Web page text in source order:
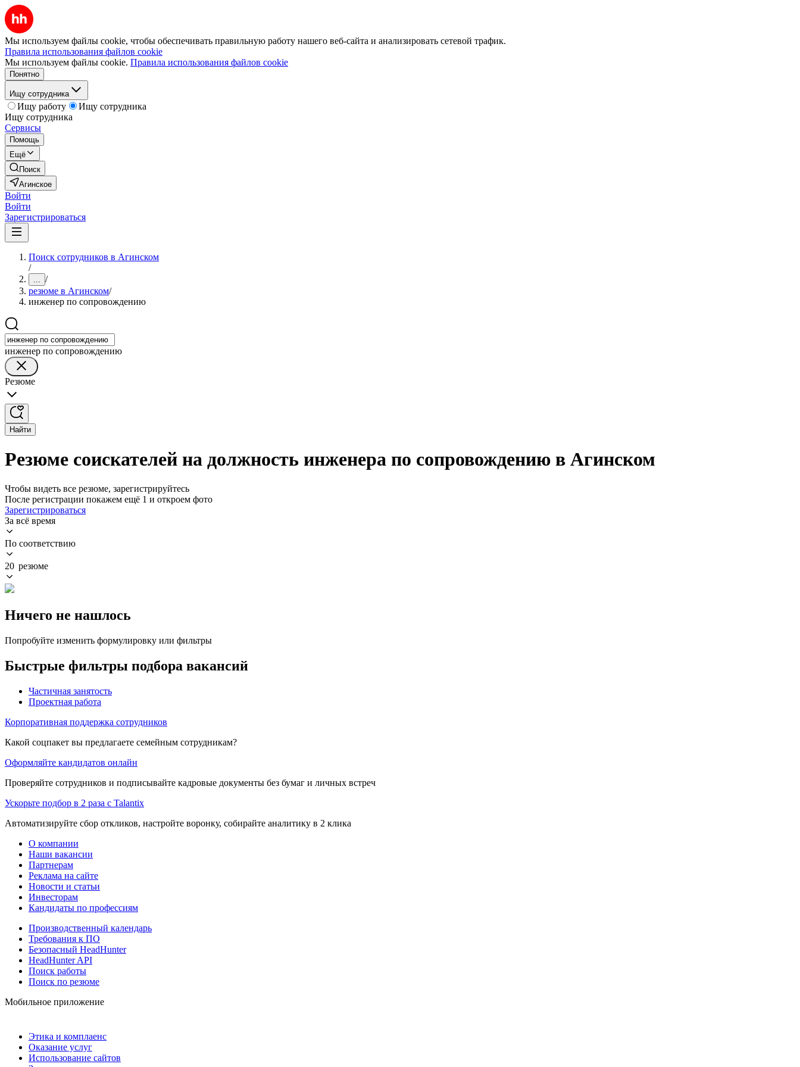
Мы используем файлы cookie, чтобы обеспечивать правильную работу нашего веб-сайта и анализировать сетевой трафик.
Правила использования файлов cookie
Мы используем файлы cookie. Правила использования файлов cookie
Понятно
Ищу сотрудника
Ищу работу
Ищу сотрудника
Ищу сотрудника
Сервисы
Помощь
Ещё
Поиск
Агинское
Войти
Войти
Зарегистрироваться
Поиск сотрудников в Агинском
/
... /
резюме в Агинском/
инженер по сопровождению
инженер по сопровождению
Резюме
Найти
Резюме соискателей на должность инженера по сопровождению в Агинском
Чтобы видеть все резюме, зарегистрируйтесь
После регистрации покажем ещё 1 и откроем фото
Зарегистрироваться
За всё время
По соответствию
20 резюме
Ничего не нашлось
Попробуйте изменить формулировку или фильтры
Быстрые фильтры подбора вакансий
Частичная занятость
Проектная работа
Корпоративная поддержка сотрудников
Какой соцпакет вы предлагаете семейным сотрудникам?
Оформляйте кандидатов онлайн
Проверяйте сотрудников и подписывайте кадровые документы без бумаг и личных встреч
Ускорьте подбор в 2 раза с Talantix
Автоматизируйте сбор откликов, настройте воронку, собирайте аналитику в 2 клика
О компании
Наши вакансии
Партнерам
Реклама на сайте
Новости и статьи
Инвесторам
Кандидаты по профессиям
Производственный календарь
Требования к ПО
Безопасный HeadHunter
HeadHunter API
Поиск работы
Поиск по резюме
Мобильное приложение
Этика и комплаенс
Оказание услуг
Использование сайтов